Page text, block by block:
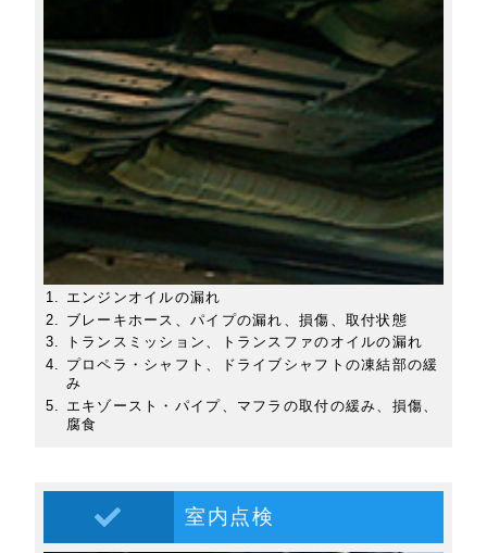
エンジンオイルの漏れ
ブレーキホース、パイプの漏れ、損傷、取付状態
トランスミッション、トランスファのオイルの漏れ
プロペラ・シャフト、ドライブシャフトの凍結部の緩
み
エキゾースト・パイプ、マフラの取付の緩み、損傷、
腐食
室内点検